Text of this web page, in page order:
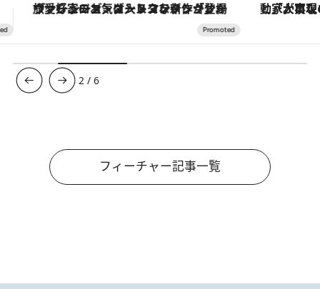
「大事なのは地域の意識を変えること」。ロレックス賞受賞の自然保護活動家が実現させたナイジェリアの自然環境の復活
3 /6
フィーチャー記事一覧